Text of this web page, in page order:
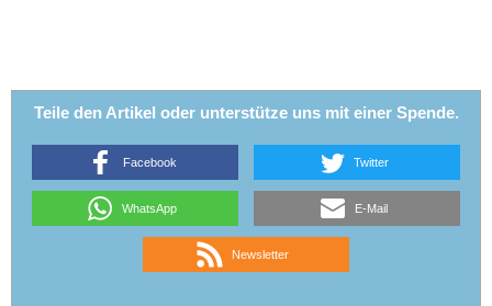
Teile den Artikel oder unterstütze uns mit einer Spende.
Facebook Twitter
WhatsApp E-Mail
Newsletter